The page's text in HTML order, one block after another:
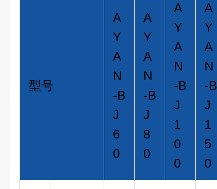
型号
A
Y
A
N
-B
J
6
0
A
Y
A
N
-B
J
8
0
A
Y
A
N
-B
J
1
0
0
A
Y
A
N
-B
J
1
5
0